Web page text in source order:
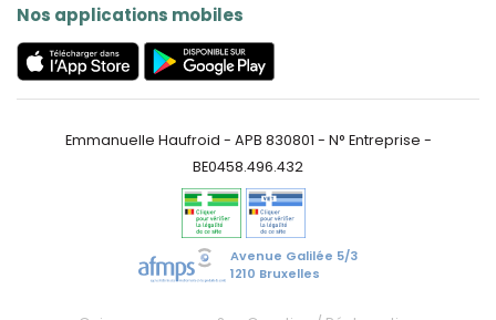
Nos applications mobiles
Emmanuelle Haufroid - APB 830801 - N° Entreprise -
BE0458.496.432
Avenue Galilée 5/3
1210 Bruxelles